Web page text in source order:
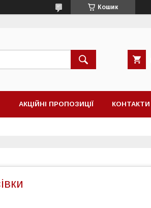
Кошик
АКЦІЙНІ ПРОПОЗИЦІЇ КОНТАКТИ